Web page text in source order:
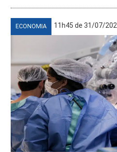
ECONOMIA 11h45 de 31/07/